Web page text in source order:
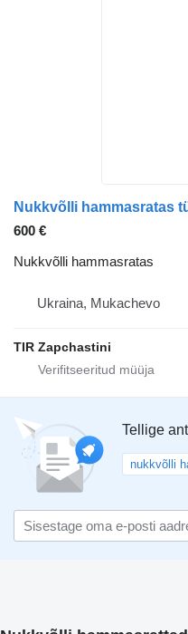
600 €
Nukkvõlli hammasratas
Ukraina, Mukachevo
TIR Zapchastini
Tellige
nukkvõlli